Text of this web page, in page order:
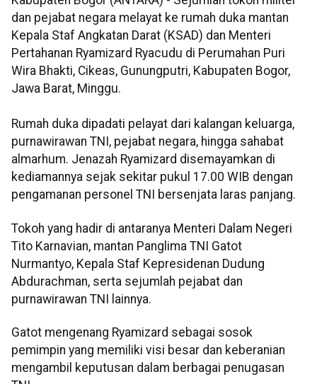
dan pejabat negara melayat ke rumah duka mantan
Kepala Staf Angkatan Darat (KSAD) dan Menteri
Pertahanan Ryamizard Ryacudu di Perumahan Puri
Wira Bhakti, Cikeas, Gunungputri, Kabupaten Bogor,
Jawa Barat, Minggu.
Rumah duka dipadati pelayat dari kalangan keluarga,
purnawirawan TNI, pejabat negara, hingga sahabat
almarhum. Jenazah Ryamizard disemayamkan di
kediamannya sejak sekitar pukul 17.00 WIB dengan
pengamanan personel TNI bersenjata laras panjang.
Tokoh yang hadir di antaranya Menteri Dalam Negeri
Tito Karnavian, mantan Panglima TNI Gatot
Nurmantyo, Kepala Staf Kepresidenan Dudung
Abdurachman, serta sejumlah pejabat dan
purnawirawan TNI lainnya.
Gatot mengenang Ryamizard sebagai sosok
pemimpin yang memiliki visi besar dan keberanian
mengambil keputusan dalam berbagai penugasan